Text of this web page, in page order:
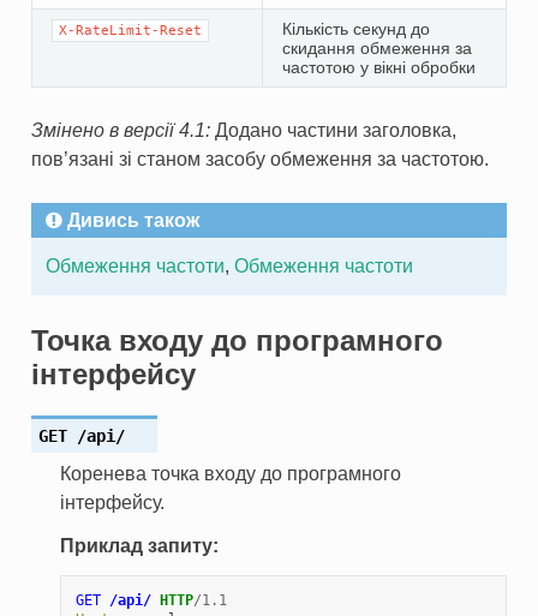
X-RateLimit-Reset
Кількість секунд до
скидання обмеження за
частотою у вікні обробки
Змінено в версії 4.1: Додано частини заголовка,
пов’язані зі станом засобу обмеження за частотою.
Дивись також
Обмеження частоти, Обмеження частоти
Точка входу до програмного
інтерфейсу
GET /api/
Коренева точка входу до програмного
інтерфейсу.
Приклад запиту:
GET /api/ HTTP/1.1